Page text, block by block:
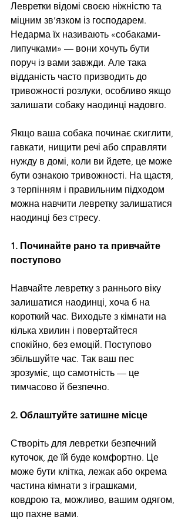
Левретки відомі своєю ніжністю та
міцним зв’язком із господарем.
Недарма їх називають «собаками-
липучками» — вони хочуть бути
поруч із вами завжди. Але така
відданість часто призводить до
тривожності розлуки, особливо якщо
залишати собаку наодинці надовго.
Якщо ваша собака починає скиглити,
гавкати, нищити речі або справляти
нужду в домі, коли ви йдете, це може
бути ознакою тривожності. На щастя,
з терпінням і правильним підходом
можна навчити левретку залишатися
наодинці без стресу.
1. Починайте рано та привчайте
поступово
Навчайте левретку з раннього віку
залишатися наодинці, хоча б на
короткий час. Виходьте з кімнати на
кілька хвилин і повертайтеся
спокійно, без емоцій. Поступово
збільшуйте час. Так ваш пес
зрозуміє, що самотність — це
тимчасово й безпечно.
2. Облаштуйте затишне місце
Створіть для левретки безпечний
куточок, де їй буде комфортно. Це
може бути клітка, лежак або окрема
частина кімнати з іграшками,
ковдрою та, можливо, вашим одягом,
що пахне вами.